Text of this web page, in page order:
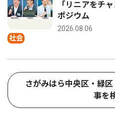
社会
「リニアをチ
ポジウム
2026.08.06
さがみはら中央区・緑
事を